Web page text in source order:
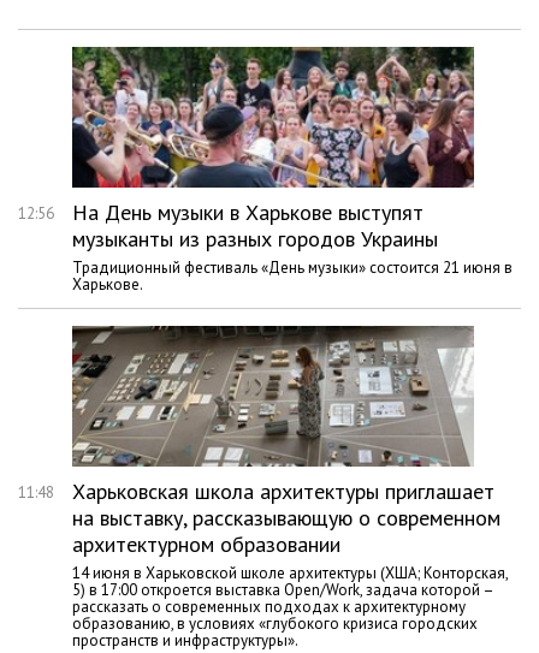
12:56
На День музыки в Харькове выступят
музыканты из разных городов Украины
Традиционный фестиваль «День музыки» состоится 21 июня в
Харькове.
11:48
Харьковская школа архитектуры приглашает
на выставку, рассказывающую о современном
архитектурном образовании
14 июня в Харьковской школе архитектуры (ХША; Конторская,
5) в 17:00 откроется выставка Open/Work, задача которой –
рассказать о современных подходах к архитектурному
образованию, в условиях «глубокого кризиса городских
пространств и инфраструктуры».